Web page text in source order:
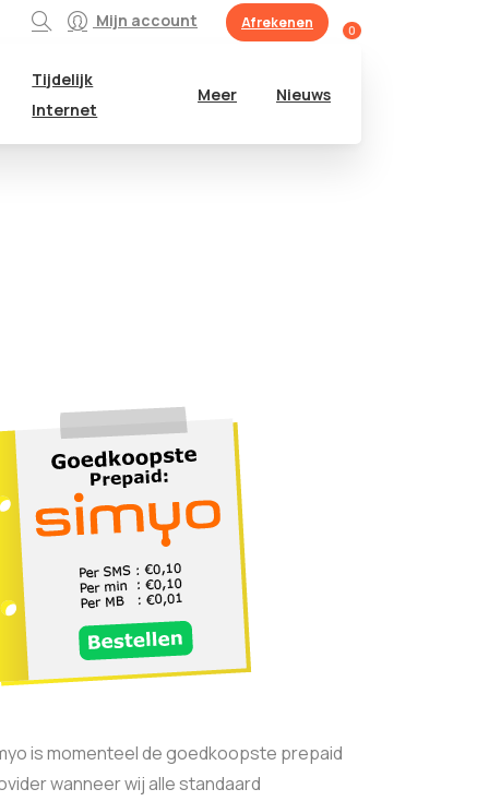
Mijn account Afrekenen 0
Tijdelijk
Internet
Meer Nieuws
is momenteel de goedkoopste prepaid
wanneer wij alle standaard